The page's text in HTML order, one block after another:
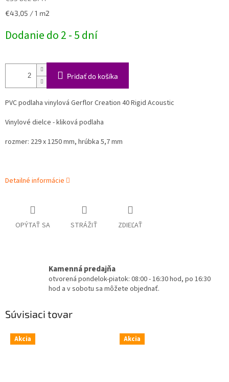
Jednotková
€43,05 / 1 m2
Dodanie do 2 - 5 dní
Pridať do košíka
PVC podlaha vinylová Gerflor Creation 40 Rigid Acoustic
Vinylové dielce - kliková podlaha
rozmer: 229 x 1250 mm, hrúbka 5,7 mm
Detailné informácie
OPÝTAŤ SA STRÁŽIŤ ZDIEĽAŤ
Kamenná predajňa
otvorená pondelok-piatok: 08:00 - 16:30 hod, po 16:30
hod a v sobotu sa môžete objednať.
Súvisiaci tovar
Akcia Akcia